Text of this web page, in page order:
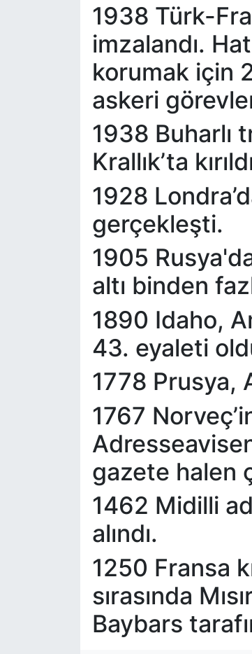
1938 Türk-
imzalandı.
korumak için
askeri
1938 Buharlı
Krallık’ta
1928
gerçekleşti.
1905
altı binden
1890 Idaho,
43. eyaleti
1778 Prusya,
1767
gazete halen
1462 Midilli
alındı.
1250 Fransa
sırasında
Baybars